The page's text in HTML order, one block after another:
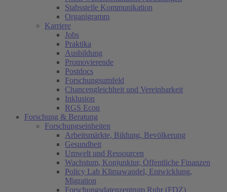
Stabsstelle Kommunikation
Organigramm
Karriere
Jobs
Praktika
Ausbildung
Promovierende
Postdocs
Forschungsumfeld
Chancengleichheit und Vereinbarkeit
Inklusion
RGS Econ
Forschung & Beratung
Forschungseinheiten
Arbeitsmärkte, Bildung, Bevölkerung
Gesundheit
Umwelt und Ressourcen
Wachstum, Konjunktur, Öffentliche Finanzen
Policy Lab Klimawandel, Entwicklung,
Migration
Forschungsdatenzentrum Ruhr (FDZ)